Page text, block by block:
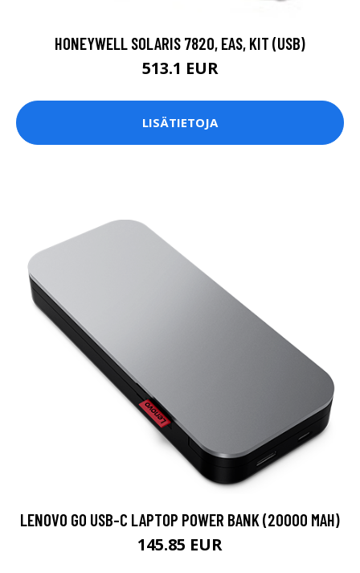
HONEYWELL SOLARIS 7820, EAS, KIT (USB)
513.1 EUR
LISÄTIETOJA
LENOVO GO USB-C LAPTOP POWER BANK (20000 MAH)
145.85 EUR